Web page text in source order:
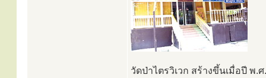
วัดป่าไตรวิเวก สร้างขึ้นเมื่อปี พ.